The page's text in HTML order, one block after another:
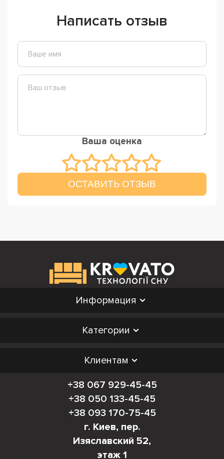
Написать отзыв
Ваша оценка
ОСТАВИТЬ ОТЗЫВ
Информация
Категории
Клиентам
+38 067 929-45-45
+38 050 133-45-45
+38 093 170-75-45
г. Киев, пер.
Изяславский 52,
этаж 1